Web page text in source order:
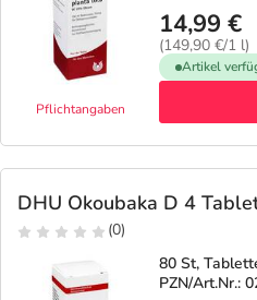
Pflichtangaben
14,99 €
(149,90 €/1 l)
Artikel
DHU Okoubaka D 4
(0)
80 St,
PZN/Art.Nr.: